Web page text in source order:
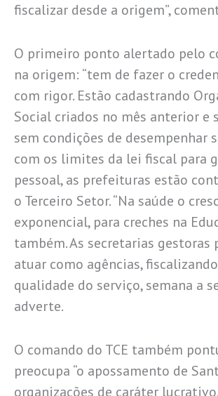
fiscalizar desde a origem”,
O primeiro ponto alertado pelo
na origem: “tem de fazer o
com rigor. Estão cadastrando
Social criados no mês anterior e
sem condições de desempenhar
com os limites da lei fiscal para
pessoal, as prefeituras estão
o Terceiro Setor. “Na saúde o
exponencial, para creches na
também. As secretarias gestoras
atuar como agências,
qualidade do serviço, semana a
adverte.
O comando do TCE também
preocupa “o apossamento de
organizações de caráter